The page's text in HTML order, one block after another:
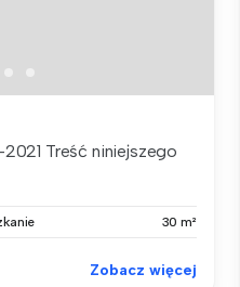
Treść niniejszego
30 m²
Zobacz więcej